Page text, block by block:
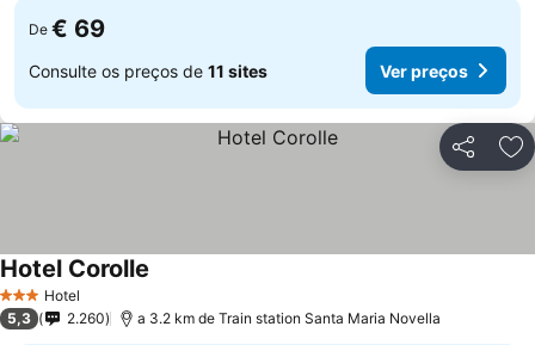
De € 69
Consulte os preços de 11 sites Ver preços
Partilhar
3 EstrelasHotel
Hotel Corolle
5,3 2.260 a 3.2 km de Train station Santa Maria Novella